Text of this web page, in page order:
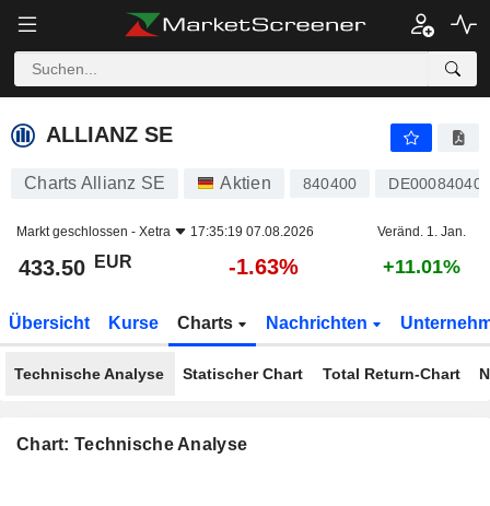
ALLIANZ SE -1.63%
ALLIANZ SE
Charts Allianz SE Aktien 840400
Markt geschlossen - Xetra 17:35:19 07.08.2026 Veränd. 1. Jan.
433.50 EUR -1.63% +11.01%
Übersicht Kurse Charts Nachrichten
Technische Analyse Statischer Chart Total Return-Chart
Chart: Technische Analyse